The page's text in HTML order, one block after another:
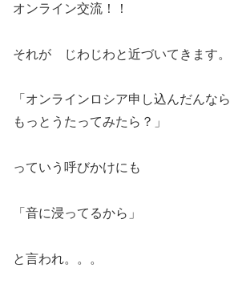
オンライン交流！！
それが じわじわと近づいてきます。
「オンラインロシア申し込んだんなら
もっとうたってみたら？」
っていう呼びかけにも
「音に浸ってるから」
と言われ。。。